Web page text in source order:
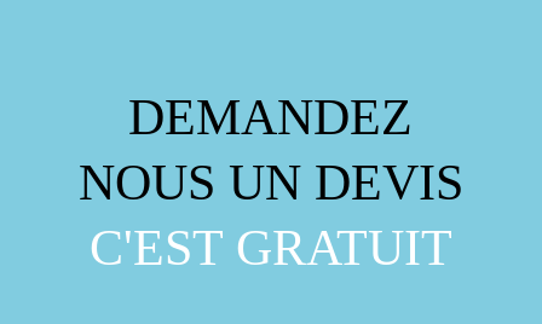
DEMANDEZ
NOUS UN DEVIS
C'EST GRATUIT